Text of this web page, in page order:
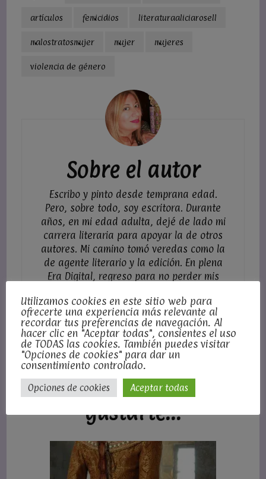
artículos femicidios literaturaaliciarosell
malostratosmujer mujer mujeres
violencia de género
Sobre el autor
Escribo y pinto desde temprana edad.
Pero, sobre todo, soy escritora. Durante
años, en mi edad adulta, dejé de lado mi
carrera literaria para apoyar la de otros
autores. Mi camino tomó veredas como la
de agente literario y la edición. En plena
Era Digital, regreso para no perder mis
desmemoria.
También puede
gustarte...
Utilizamos cookies en este sitio web para
ofrecerte una experiencia más relevante al
recordar tus preferencias de navegación. Al
hacer clic en "Aceptar todas", consientes el uso
de TODAS las cookies. También puedes visitar
"Opciones de cookies" para dar un
consentimiento controlado.
Opciones de cookies Aceptar todas